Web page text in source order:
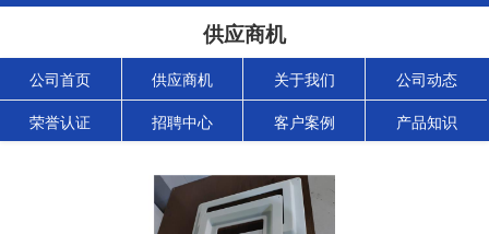
供应商机
公司首页 供应商机 关于我们 公司动态
荣誉认证 招聘中心 客户案例 产品知识